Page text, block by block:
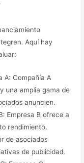
Aquí hay
A: Compañía A
una amplia gama de
anuncien.
Empresa B ofrece a
rendimiento,
de asociados
de publicidad.